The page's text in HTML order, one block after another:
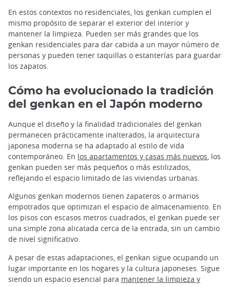
En estos contextos no residenciales, los genkan cumplen el
mismo propósito de separar el exterior del interior y
mantener la limpieza. Pueden ser más grandes que los
genkan residenciales para dar cabida a un mayor número de
personas y pueden tener taquillas o estanterías para guardar
los zapatos.
Cómo ha evolucionado la tradición
del genkan en el Japón moderno
Aunque el diseño y la finalidad tradicionales del genkan
permanecen prácticamente inalterados, la arquitectura
japonesa moderna se ha adaptado al estilo de vida
contemporáneo. En los apartamentos y casas más nuevos, los
genkan pueden ser más pequeños o más estilizados,
reflejando el espacio limitado de las viviendas urbanas.
Algunos genkan modernos tienen zapateros o armarios
empotrados que optimizan el espacio de almacenamiento. En
los pisos con escasos metros cuadrados, el genkan puede ser
una simple zona alicatada cerca de la entrada, sin un cambio
de nivel significativo.
A pesar de estas adaptaciones, el genkan sigue ocupando un
lugar importante en los hogares y la cultura japoneses. Sigue
siendo un espacio esencial para mantener la limpieza y